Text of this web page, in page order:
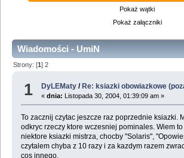
Pokaż wątki
Pokaż załączniki
Wiadomości - UmiN
Strony: [1]2
1 DyLEMaty / Re: ksiazki obowiazkowe
«dnia: Listopada 30, 2004, 01:39:09 am »
To zacznij czytac jeszcze raz poprzednie ksiazki.
odkryc rzeczy ktore wczesniej pominales. Wiem
niektore ksiazki mistrza, chocby "Solaris",
czytalem chyba z 10 razy i za kazdym razem
cos innego.